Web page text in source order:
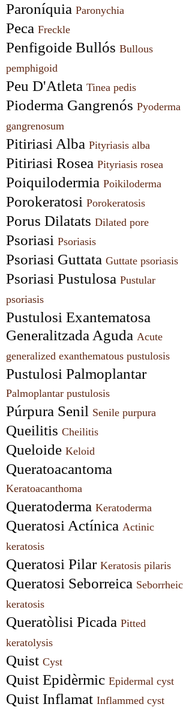
Paroníquia Paronychia
Peca Freckle
Penfigoide Bullós Bullous
pemphigoid
Peu D'Atleta Tinea pedis
Pioderma Gangrenós Pyoderma
gangrenosum
Pitiriasi Alba Pityriasis alba
Pitiriasi Rosea Pityriasis rosea
Poiquilodermia Poikiloderma
Porokeratosi Porokeratosis
Porus Dilatats Dilated pore
Psoriasi Psoriasis
Psoriasi Guttata Guttate psoriasis
Psoriasi Pustulosa Pustular
psoriasis
Pustulosi Exantematosa
Generalitzada Aguda Acute
generalized exanthematous pustulosis
Pustulosi Palmoplantar
Palmoplantar pustulosis
Púrpura Senil Senile purpura
Queilitis Cheilitis
Queloide Keloid
Keratoacanthoma
Queratoderma Keratoderma
Queratosi Actínica Actinic
keratosis
Queratosi Pilar Keratosis pilaris
Queratosi Seborreica Seborrheic
keratosis
Queratòlisi Picada Pitted
keratolysis
Quist Cyst
Quist Epidèrmic Epidermal cyst
Quist Inflamat Inflammed cyst